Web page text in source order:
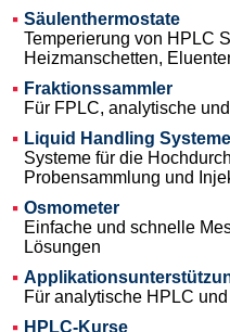
Säulenthermostate
Temperierung von HPLC
Heizmanschetten,
Fraktionssammler
Für FPLC, analytische
Liquid Handling Systeme
Systeme für die
Probensammlung und
Osmometer
Einfache und schnelle
Lösungen
Für analytische HPLC
HPLC-Kurse